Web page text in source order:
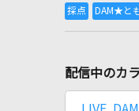
配信中のカ